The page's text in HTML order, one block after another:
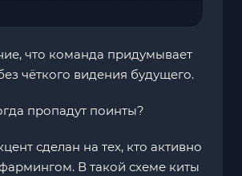
что команда придумывает
чёткого видения будущего.
пропадут поинты?
сделан на тех, кто активно
В такой схеме киты